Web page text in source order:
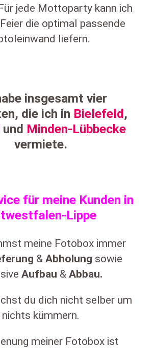
jede Mottoparty kann ich
die optimal passende
liefern.
insgesamt vier
die ich in Bielefeld,
und Minden-Lübbecke
vermiete.
für meine Kunden in
Lippe
meine Fotobox immer
& Abholung sowie
Aufbau & Abbau.
du dich nicht selber um
nichts kümmern.
meiner Fotobox ist